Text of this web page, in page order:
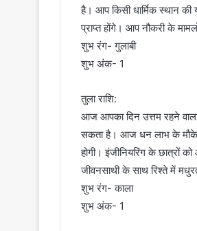
है। आप किसी धार्मिक स्थान
प्राप्त होंगे। आप नौकरी के
शुभ रंग- गुलाबी
शुभ अंक- 1
तुला राशि:
आज आपका दिन उत्तम रहने वाला
सकता है। आज धन लाभ के
होगी। इंजीनियरिंग के छात्रों
जीवनसाथी के साथ रिश्ते में
शुभ रंग- काला
शुभ अंक- 1